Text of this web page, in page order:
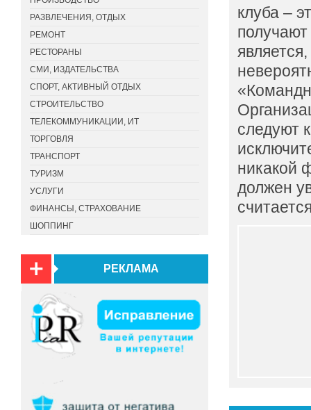
клуба –
получают
следуют
никакой
должен
РАЗВЛЕЧЕНИЯ, ОТДЫХ
РЕМОНТ
РЕСТОРАНЫ
СМИ, ИЗДАТЕЛЬСТВА
СПОРТ, АКТИВНЫЙ ОТДЫХ
СТРОИТЕЛЬСТВО
ТЕЛЕКОММУНИКАЦИИ, ИТ
ТОРГОВЛЯ
ТРАНСПОРТ
ТУРИЗМ
УСЛУГИ
ФИНАНСЫ, СТРАХОВАНИЕ
ШОППИНГ
РЕКЛАМА